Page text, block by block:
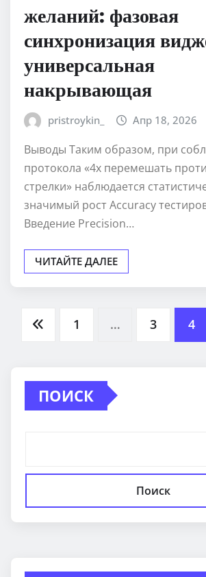
желаний: фазовая
синхронизация
универсальная
накрывающая
pristroykin_ Апр 18, 2026
Выводы Таким образом, при
протокола «4x перемешать
стрелки» наблюдается
значимый рост Accuracy
Введение Precision…
ЧИТАЙТЕ ДАЛЕЕ
Пагинация
1 … 3 4
ПОИСК
Поиск